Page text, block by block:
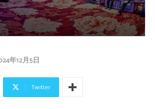
年12月5日
Twitter